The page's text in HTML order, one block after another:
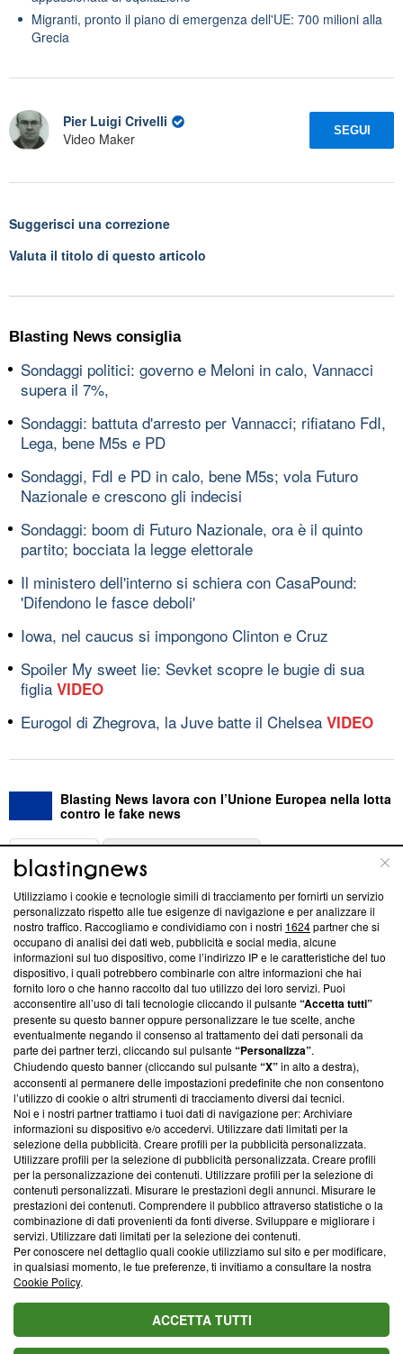
Migranti, pronto il piano di emergenza dell'UE: 700 milioni alla
Grecia
Pier Luigi Crivelli
Video Maker
SEGUI
Suggerisci una correzione
Valuta il titolo di questo articolo
Blasting News consiglia
Sondaggi politici: governo e Meloni in calo, Vannacci
supera il 7%,
Sondaggi: battuta d'arresto per Vannacci; rifiatano FdI,
Lega, bene M5s e PD
Sondaggi, FdI e PD in calo, bene M5s; vola Futuro
Nazionale e crescono gli indecisi
Sondaggi: boom di Futuro Nazionale, ora è il quinto
partito; bocciata la legge elettorale
Il ministero dell'interno si schiera con CasaPound:
'Difendono le fasce deboli'
Iowa, nel caucus si impongono Clinton e Cruz
Spoiler My sweet lie: Sevket scopre le bugie di sua
figlia VIDEO
Eurogol di Zhegrova, la Juve batte il Chelsea VIDEO
Blasting News lavora con l’Unione Europea nella lotta
contro le fake news
ABOUT
Questa sezione offre informazioni trasparenti su Blasting
News, sui nostri processi editoriali e su come ci impegniamo a
creare news di qualità. Inoltre, afferma la nostra aderenza a
‘Trust Project - News with Integrity’Blasting News non è
ancora membro del programma, ma ha richiesto di farne
parte; Trust Project non ha ancora effettuato una verifica di
conformità agli standard.
Su di noi
Team editoriale
Corporate
Redazione
Informativa Privacy
Cookie Policy
Blasting SA, IDI CHE-247.845.224, Via Carlo Frasca, 3 - 6900
Lugano (Svizzera) Tel:+39 0690258937
© 2026 Blasting News
Utilizziamo i cookie e tecnologie simili di tracciamento per fornirti un servizio
personalizzato rispetto alle tue esigenze di navigazione e per analizzare il
nostro traffico. Raccogliamo e condividiamo con i nostri 1624partner che si
occupano di analisi dei dati web, pubblicità e social media, alcune
informazioni sul tuo dispositivo, come l’indirizzo IP e le caratteristiche del tuo
dispositivo, i quali potrebbero combinarle con altre informazioni che hai
fornito loro o che hanno raccolto dal tuo utilizzo dei loro servizi. Puoi
acconsentire all’uso di tali tecnologie cliccando il pulsante“Accetta tutti”
presente su questo banner oppure personalizzare le tue scelte, anche
eventualmente negando il consenso al trattamento dei dati personali da
parte dei partner terzi, cliccando sul pulsante“Personalizza”.
Chiudendo questo banner (cliccando sul pulsante“X”in alto a destra),
acconsenti al permanere delle impostazioni predefinite che non consentono
l’utilizzo di cookie o altri strumenti di tracciamento diversi dai tecnici.
Noi e i nostri partner trattiamo i tuoi dati di navigazione per: Archiviare
informazioni su dispositivo e/o accedervi. Utilizzare dati limitati per la
selezione della pubblicità. Creare profili per la pubblicità personalizzata.
Utilizzare profili per la selezione di pubblicità personalizzata. Creare profili
per la personalizzazione dei contenuti. Utilizzare profili per la selezione di
contenuti personalizzati. Misurare le prestazioni degli annunci. Misurare le
prestazioni dei contenuti. Comprendere il pubblico attraverso statistiche o la
combinazione di dati provenienti da fonti diverse. Sviluppare e migliorare i
servizi. Utilizzare dati limitati per la selezione dei contenuti.
Per conoscere nel dettaglio quali cookie utilizziamo sul sito e per modificare,
in qualsiasi momento, le tue preferenze, ti invitiamo a consultare la nostra
Cookie Policy.
ACCETTA TUTTI